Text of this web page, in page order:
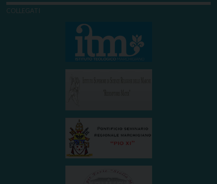
COLLEGATI